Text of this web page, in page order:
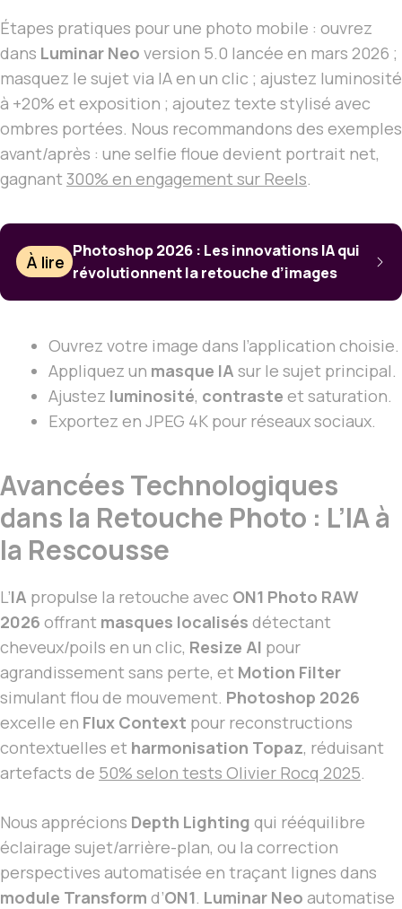
Étapes pratiques pour une photo mobile : ouvrez
dans Luminar Neo version 5.0 lancée en mars 2026 ;
masquez le sujet via IA en un clic ; ajustez luminosité
à +20% et exposition ; ajoutez texte stylisé avec
ombres portées. Nous recommandons des exemples
avant/après : une selfie floue devient portrait net,
gagnant 300% en engagement sur Reels.
À lire
Photoshop 2026 : Les innovations IA qui
révolutionnent la retouche d’images
Ouvrez votre image dans l’application choisie.
Appliquez un masque IA sur le sujet principal.
Ajustez luminosité, contraste et saturation.
Exportez en JPEG 4K pour réseaux sociaux.
Avancées Technologiques
dans la Retouche Photo : L’IA à
la Rescousse
L’IA propulse la retouche avec ON1 Photo RAW
2026 offrant masques localisés détectant
cheveux/poils en un clic, Resize AI pour
agrandissement sans perte, et Motion Filter
simulant flou de mouvement. Photoshop 2026
excelle en Flux Context pour reconstructions
contextuelles et harmonisation Topaz, réduisant
artefacts de 50% selon tests Olivier Rocq 2025.
Nous apprécions Depth Lighting qui rééquilibre
éclairage sujet/arrière-plan, ou la correction
perspectives automatisée en traçant lignes dans
module Transform d’ON1. Luminar Neo automatise